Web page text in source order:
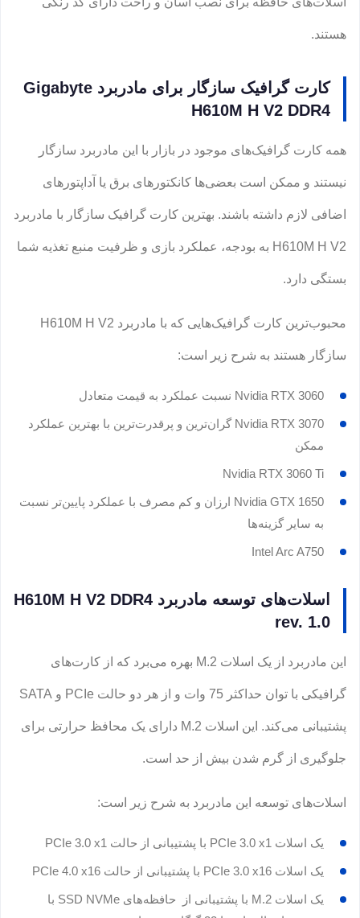
هستند.
کارت گرافیک سازگار برای مادربرد Gigabyte
H610M H V2 DDR4
همه کارت‌ گرافیک‌های موجود در بازار با این مادربرد سازگار
نیستند و ممکن است بعضی‌ها کانکتورهای برق یا آداپتورهای
اضافی لازم داشته باشند. بهترین کارت گرافیک سازگار با مادربرد
H610M H V2 به بودجه، عملکرد بازی و ظرفیت منبع تغذیه شما
بستگی دارد.
محبوب‌ترین کارت‌ گرافیک‌هایی که با مادربرد H610M H V2
سازگار هستند به شرح زیر است:
Nvidia RTX 3060 نسبت عملکرد به قیمت متعادل
Nvidia RTX 3070 گران‌ترین و پرقدرت‌ترین با بهترین عملکرد
ممکن
Nvidia RTX 3060 Ti
Nvidia GTX 1650 ارزان و کم مصرف با عملکرد پایین‌تر نسبت
به سایر گزینه‌ها
Intel Arc A750
اسلات‌های توسعه مادربرد H610M H V2 DDR4
rev. 1.0
این مادربرد از یک اسلات M.2 بهره می‌برد که از کارت‌های
گرافیکی با توان حداکثر 75 وات و از هر دو حالت PCIe و SATA
پشتیبانی می‌کند. این اسلات M.2 دارای یک محافظ حرارتی برای
جلوگیری از گرم شدن بیش از حد است.
اسلات‌های توسعه این مادربرد به شرح زیر است:
یک اسلات PCIe 3.0 x1 با پشتیبانی از حالت PCIe 3.0 x1
یک اسلات PCIe 3.0 x16 با پشتیبانی از حالت PCIe 4.0 x16
یک اسلات M.2 با پشتیبانی از حافظه‌های SSD NVMe با